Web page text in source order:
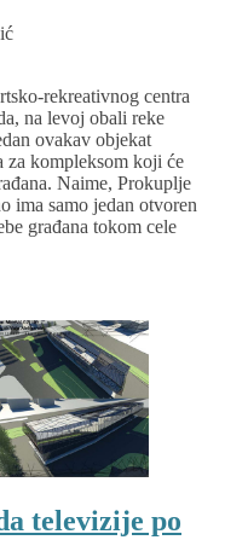
rekreativnog centra
na levoj obali reke
ovakav objekat
za kompleksom koji će
Naime, Prokuplje
ima samo jedan otvoren
građana tokom cele
televizije po